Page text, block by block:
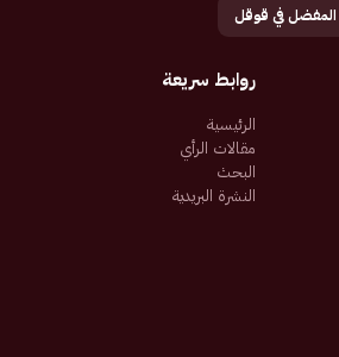
في قوقل
روابط سريعة
الرئيسية
مقالات الرأي
البحث
النشرة البريدية